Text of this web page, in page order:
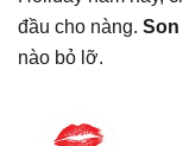
đầu cho nàng. Son
nào bỏ lỡ.